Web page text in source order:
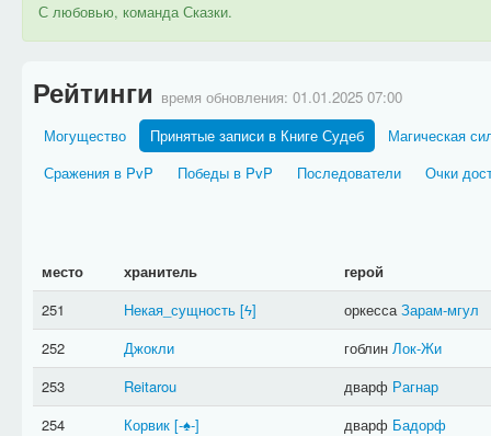
С любовью, команда Сказки.
Рейтинги время обновления: 01.01.2025 07:00
Могущество
Принятые записи в Книге Судеб
Магическая
Сражения в PvP
Победы в PvP Последователи Очки
место хранитель
герой
251
Некая_сущность [​ϟ] оркесса Зарам-мгул
252
Джокли гоблин Лок-Жи
253
Reitarou дварф Рагнар
254
Корвик [-♠-] дварф Бадорф